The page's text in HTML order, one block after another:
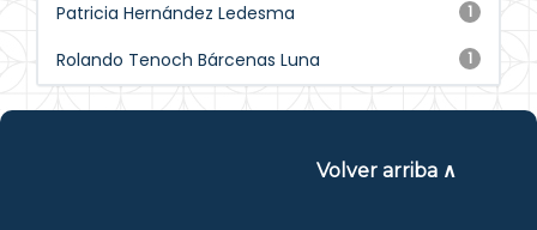
1
Patricia Hernández Ledesma
1
Rolando Tenoch Bárcenas Luna
Volver arriba ∧